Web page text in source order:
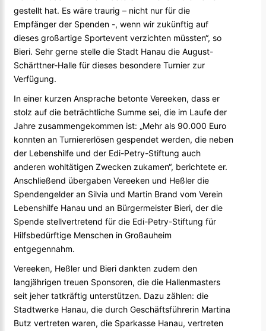
gestellt hat. Es wäre traurig – nicht nur für die
Empfänger der Spenden -, wenn wir zukünftig auf
dieses großartige Sportevent verzichten müssten“, so
Bieri. Sehr gerne stelle die Stadt Hanau die August-
Schärttner-Halle für dieses besondere Turnier zur
Verfügung.
In einer kurzen Ansprache betonte Vereeken, dass er
stolz auf die beträchtliche Summe sei, die im Laufe der
Jahre zusammengekommen ist: „Mehr als 90.000 Euro
konnten an Turniererlösen gespendet werden, die neben
der Lebenshilfe und der Edi-Petry-Stiftung auch
anderen wohltätigen Zwecken zukamen“, berichtete er.
Anschließend übergaben Vereeken und Heßler die
Spendengelder an Silvia und Martin Brand vom Verein
Lebenshilfe Hanau und an Bürgermeister Bieri, der die
Spende stellvertretend für die Edi-Petry-Stiftung für
Hilfsbedürftige Menschen in Großauheim
entgegennahm.
Vereeken, Heßler und Bieri dankten zudem den
langjährigen treuen Sponsoren, die die Hallenmasters
seit jeher tatkräftig unterstützen. Dazu zählen: die
Stadtwerke Hanau, die durch Geschäftsführerin Martina
Butz vertreten waren, die Sparkasse Hanau, vertreten